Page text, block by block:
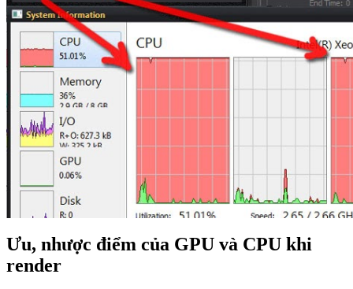
Ưu, nhược điểm của GPU và CPU khi
render